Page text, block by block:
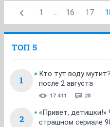
1 ... 16 17
ТОП 5
1
Кто тут воду
после 2 августа
17 411 28
2
«Привет, детишки!»
страшном сериале